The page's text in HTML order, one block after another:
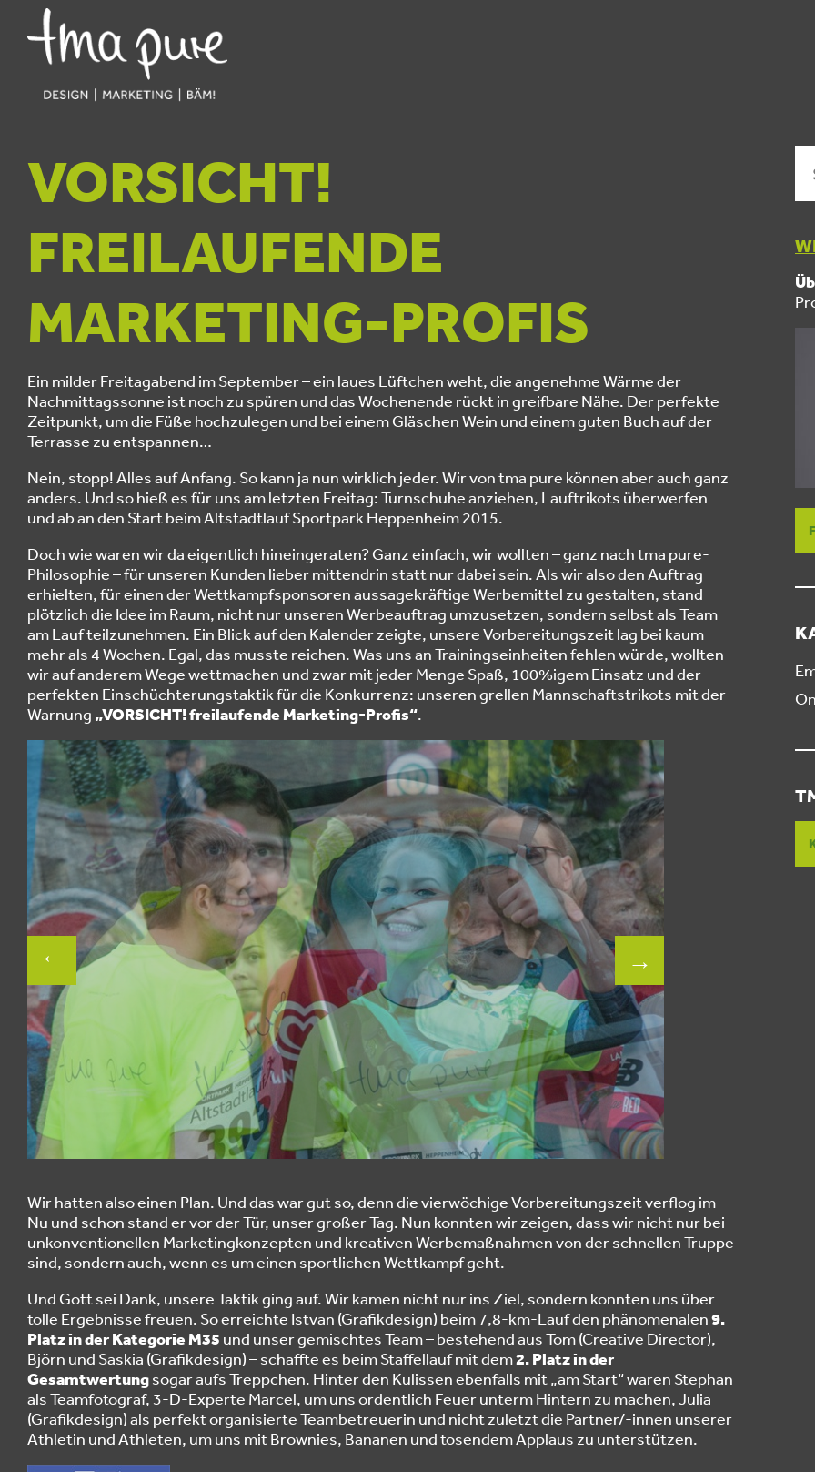
VORSICHT!
FREILAUFENDE
MARKETING-PROFIS
Ein milder Freitagabend im September – ein laues Lüftchen weht, die angenehme Wärme der
Nachmittagssonne ist noch zu spüren und das Wochenende rückt in greifbare Nähe. Der perfekte
Zeitpunkt, um die Füße hochzulegen und bei einem Gläschen Wein und einem guten Buch auf der
Terrasse zu entspannen…
Nein, stopp! Alles auf Anfang. So kann ja nun wirklich jeder. Wir von tma pure können aber auch ganz
anders. Und so hieß es für uns am letzten Freitag: Turnschuhe anziehen, Lauftrikots überwerfen
und ab an den Start beim Altstadtlauf Sportpark Heppenheim 2015.
Doch wie waren wir da eigentlich hineingeraten? Ganz einfach, wir wollten – ganz nach tma pure-
Philosophie – für unseren Kunden lieber mittendrin statt nur dabei sein. Als wir also den Auftrag
erhielten, für einen der Wettkampfsponsoren aussagekräftige Werbemittel zu gestalten, stand
plötzlich die Idee im Raum, nicht nur unseren Werbeauftrag umzusetzen, sondern selbst als Team
am Lauf teilzunehmen. Ein Blick auf den Kalender zeigte, unsere Vorbereitungszeit lag bei kaum
mehr als 4 Wochen. Egal, das musste reichen. Was uns an Trainingseinheiten fehlen würde, wollten
wir auf anderem Wege wettmachen und zwar mit jeder Menge Spaß, 100%igem Einsatz und der
perfekten Einschüchterungstaktik für die Konkurrenz: unseren grellen Mannschaftstrikots mit der
Warnung „VORSICHT! freilaufende Marketing-Profis“.
>
Wir hatten also einen Plan. Und das war gut so, denn die vierwöchige Vorbereitungszeit verflog im
Nu und schon stand er vor der Tür, unser großer Tag. Nun konnten wir zeigen, dass wir nicht nur bei
unkonventionellen Marketingkonzepten und kreativen Werbemaßnahmen von der schnellen Truppe
sind, sondern auch, wenn es um einen sportlichen Wettkampf geht.
Und Gott sei Dank, unsere Taktik ging auf. Wir kamen nicht nur ins Ziel, sondern konnten uns über
tolle Ergebnisse freuen. So erreichte Istvan (Grafikdesign) beim 7,8-km-Lauf den phänomenalen9.
Platz in der Kategorie M35 und unser gemischtes Team – bestehend aus Tom (Creative Director),
Björn und Saskia (Grafikdesign) – schaffte es beim Staffellauf mit dem2. Platz in der
Gesamtwertungsogar aufs Treppchen. Hinter den Kulissen ebenfalls mit „am Start“ waren Stephan
als Teamfotograf, 3-D-Experte Marcel, um uns ordentlich Feuer unterm Hintern zu machen, Julia
(Grafikdesign) als perfekt organisierte Teambetreuerin und nicht zuletzt die Partner/-innen unserer
Athletin und Athleten, um uns mit Brownies, Bananen und tosendem Applaus zu unterstützen.